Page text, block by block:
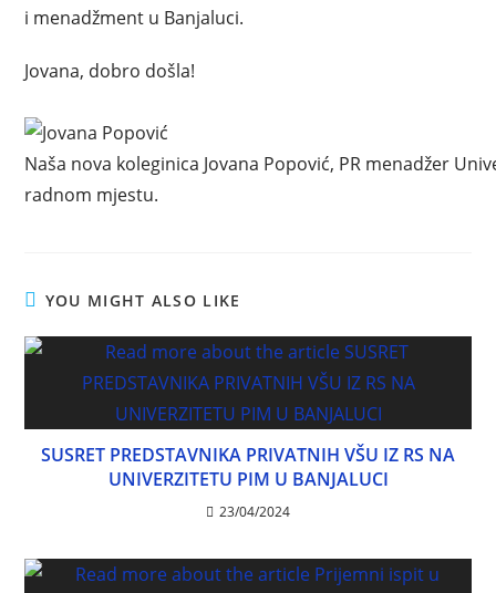
i menadžment u Banjaluci.
Jovana, dobro došla!
Naša nova koleginica Jovana Popović, PR menadžer
radnom mjestu.
YOU MIGHT ALSO LIKE
SUSRET PREDSTAVNIKA PRIVATNIH VŠU IZ RS NA
UNIVERZITETU PIM U BANJALUCI
23/04/2024